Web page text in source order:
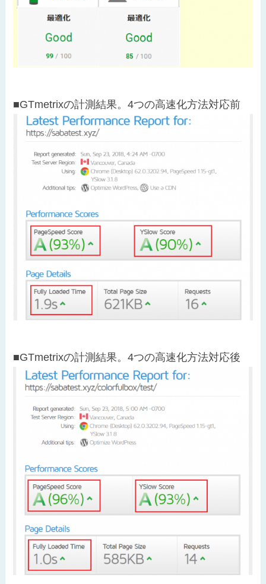
■GTmetrixの計測結果。4つの高速化方法対応前
■GTmetrixの計測結果。4つの高速化方法対応後